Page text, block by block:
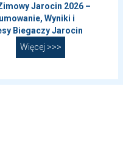
Jarocin 2026 –
Wyniki i
Biegaczy Jarocin
Więcej >>>